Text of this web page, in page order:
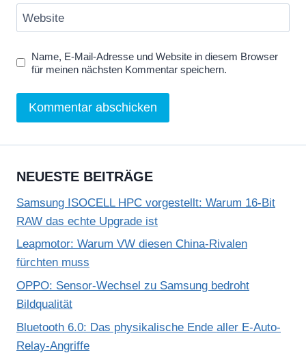
Website
Name, E-Mail-Adresse und Website in diesem Browser
für meinen nächsten Kommentar speichern.
NEUESTE BEITRÄGE
Samsung ISOCELL HPC vorgestellt: Warum 16-Bit
RAW das echte Upgrade ist
Leapmotor: Warum VW diesen China-Rivalen
fürchten muss
OPPO: Sensor-Wechsel zu Samsung bedroht
Bildqualität
Bluetooth 6.0: Das physikalische Ende aller E-Auto-
Relay-Angriffe